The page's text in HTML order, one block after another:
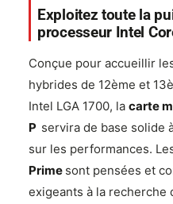
Exploitez toute la
processeur Intel
Conçue pour accueillir
hybrides de 12ème et
Intel LGA 1700, la carte
P servira de base solide
sur les performances.
Prime sont pensées et
exigeants à la recherche